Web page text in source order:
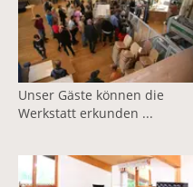
Unser Gäste können die
Werkstatt erkunden ...